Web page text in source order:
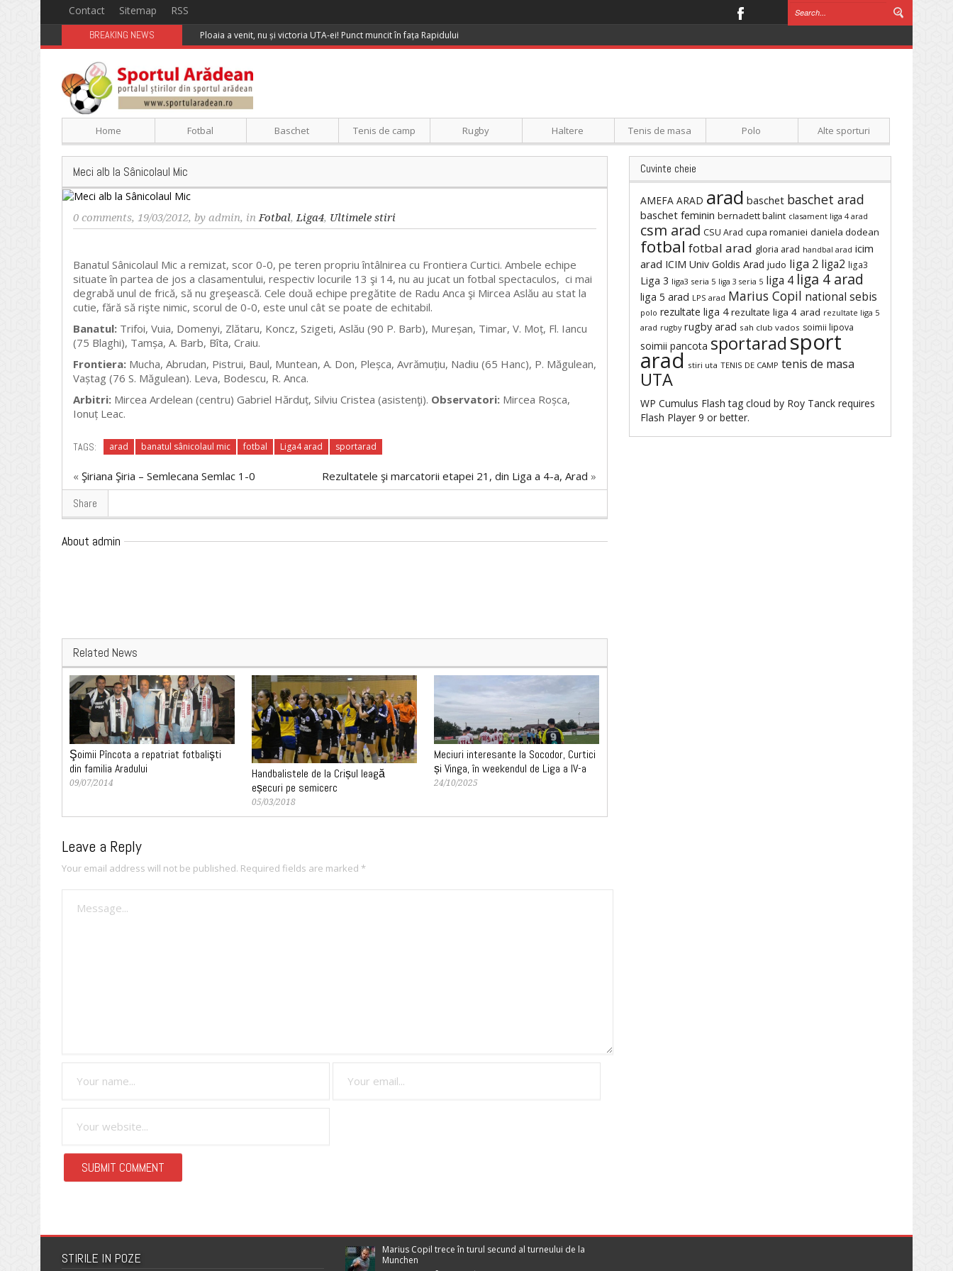
Contact Sitemap RSS
BREAKING NEWS Ploaia a venit, nu și victoria UTA-ei! Punct muncit în fața Rapidului
Home Fotbal Baschet Tenis de camp Rugby Haltere Tenis de masa Polo Alte sporturi
Meci alb la Sânicolaul Mic
0 comments, 19/03/2012, by admin, inFotbal,Liga4, Ultimele stiri
Banatul Sânicolaul Mic a remizat, scor 0-0, pe teren propriu întâlnirea cu Frontiera Curtici. Ambele echipe
situate în partea de jos a clasamentului, respectiv locurile 13 şi 14, nu au jucat un fotbal spectaculos, ci mai
degrabă unul de frică, să nu greşească. Cele două echipe pregătite de Radu Anca şi Mircea Aslău au stat la
cutie, fără să rişte nimic, scorul de 0-0, este unul cât se poate de echitabil.
Banatul: Trifoi, Vuia, Domenyi, Zlătaru, Koncz, Szigeti, Aslău (90 P. Barb), Mureșan, Timar, V. Moț, Fl. Iancu
(75 Blaghi), Tamșa, A. Barb, Bîta, Craiu.
Frontiera: Mucha, Abrudan, Pistrui, Baul, Muntean, A. Don, Pleșca, Avrămuțiu, Nadiu (65 Hanc), P. Măgulean,
Vaștag (76 S. Măgulean). Leva, Bodescu, R. Anca.
Arbitri: Mircea Ardelean (centru) Gabriel Hărduț, Silviu Cristea (asistenţi). Observatori: Mircea Roșca,
Ionuț Leac.
TAGS: arad banatul sânicolaul mic fotbal Liga4 arad sportarad
« Şiriana Şiria – Semlecana Semlac 1-0 Rezultatele şi marcatorii etapei 21, din Liga a 4-a, Arad »
Share
About admin
Related News
Şoimii Pîncota a repatriat fotbalişti
din familia Aradului
09/07/2014
Handbalistele de la Crișul leagă
eșecuri pe semicerc
05/03/2018
Meciuri interesante la Socodor, Curtici
și Vinga, în weekendul de Liga a IV-a
24/10/2025
Leave a Reply
Your email address will not be published. Required fields are marked *
Cuvinte cheie
AMEFA ARAD arad baschet baschet arad
baschet feminin bernadett balint clasament liga 4 arad
csm arad CSU Arad cupa romaniei daniela dodean
fotbal fotbal arad gloria arad handbal arad icim
arad ICIM Univ Goldis Arad judo liga 2 liga2 liga3
Liga 3 liga3 seria 5 liga 3 seria 5 liga 4 liga 4 arad
liga 5 arad LPS arad Marius Copil national sebis
polo rezultate liga 4 rezultate liga 4 arad rezultate liga 5
arad rugby rugby arad sah club vados soimii lipova
soimii pancota sportarad sport
arad stiri uta TENIS DE CAMP tenis de masa
UTA
WP Cumulus Flash tag cloud by Roy Tanck requires
Flash Player 9 or better.
STIRILE IN POZE
Marius Copil trece în turul secund al turneului de la
Munchen